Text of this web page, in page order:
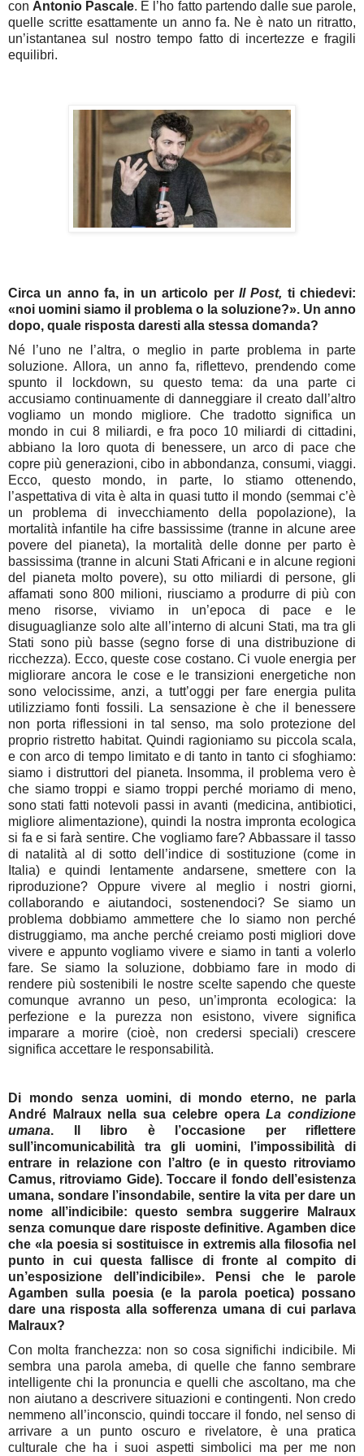
con Antonio Pascale. E l’ho fatto partendo dalle sue parole,
quelle scritte esattamente un anno fa. Ne è nato un ritratto,
un’istantanea sul nostro tempo fatto di incertezze e fragili
equilibri.
Circa un anno fa, in un articolo per Il Post, ti chiedevi:
«noi uomini siamo il problema o la soluzione?». Un anno
dopo, quale risposta daresti alla stessa domanda?
Né l’uno ne l’altra, o meglio in parte problema in parte
soluzione. Allora, un anno fa, riflettevo, prendendo come
spunto il lockdown, su questo tema: da una parte ci
accusiamo continuamente di danneggiare il creato dall’altro
vogliamo un mondo migliore. Che tradotto significa un
mondo in cui 8 miliardi, e fra poco 10 miliardi di cittadini,
abbiano la loro quota di benessere, un arco di pace che
copre più generazioni, cibo in abbondanza, consumi, viaggi.
Ecco, questo mondo, in parte, lo stiamo ottenendo,
l’aspettativa di vita è alta in quasi tutto il mondo (semmai c’è
un problema di invecchiamento della popolazione), la
mortalità infantile ha cifre bassissime (tranne in alcune aree
povere del pianeta), la mortalità delle donne per parto è
bassissima (tranne in alcuni Stati Africani e in alcune regioni
del pianeta molto povere), su otto miliardi di persone, gli
affamati sono 800 milioni, riusciamo a produrre di più con
meno risorse, viviamo in un’epoca di pace e le
disuguaglianze solo alte all’interno di alcuni Stati, ma tra gli
Stati sono più basse (segno forse di una distribuzione di
ricchezza). Ecco, queste cose costano. Ci vuole energia per
migliorare ancora le cose e le transizioni energetiche non
sono velocissime, anzi, a tutt’oggi per fare energia pulita
utilizziamo fonti fossili. La sensazione è che il benessere
non porta riflessioni in tal senso, ma solo protezione del
proprio ristretto habitat. Quindi ragioniamo su piccola scala,
e con arco di tempo limitato e di tanto in tanto ci sfoghiamo:
siamo i distruttori del pianeta. Insomma, il problema vero è
che siamo troppi e siamo troppi perché moriamo di meno,
sono stati fatti notevoli passi in avanti (medicina, antibiotici,
migliore alimentazione), quindi la nostra impronta ecologica
si fa e si farà sentire. Che vogliamo fare? Abbassare il tasso
di natalità al di sotto dell’indice di sostituzione (come in
Italia) e quindi lentamente andarsene, smettere con la
riproduzione? Oppure vivere al meglio i nostri giorni,
collaborando e aiutandoci, sostenendoci? Se siamo un
problema dobbiamo ammettere che lo siamo non perché
distruggiamo, ma anche perché creiamo posti migliori dove
vivere e appunto vogliamo vivere e siamo in tanti a volerlo
fare. Se siamo la soluzione, dobbiamo fare in modo di
rendere più sostenibili le nostre scelte sapendo che queste
comunque avranno un peso, un’impronta ecologica: la
perfezione e la purezza non esistono, vivere significa
imparare a morire (cioè, non credersi speciali) crescere
significa accettare le responsabilità.
Di mondo senza uomini, di mondo eterno, ne parla
André Malraux nella sua celebre operaLa condizione
umana. Il libro è l’occasione per riflettere
sull’incomunicabilità tra gli uomini, l’impossibilità di
entrare in relazione con l’altro (e in questo ritroviamo
Camus, ritroviamo Gide). Toccare il fondo dell’esistenza
umana, sondare l’insondabile, sentire la vita per dare un
nome all’indicibile: questo sembra suggerire Malraux
senza comunque dare risposte definitive. Agamben dice
che «la poesia si sostituisce in extremis alla filosofia nel
punto in cui questa fallisce di fronte al compito di
un’esposizione dell’indicibile». Pensi che le parole
Agamben sulla poesia (e la parola poetica) possano
dare una risposta alla sofferenza umana di cui parlava
Malraux?
Con molta franchezza: non so cosa significhi indicibile. Mi
sembra una parola ameba, di quelle che fanno sembrare
intelligente chi la pronuncia e quelli che ascoltano, ma che
non aiutano a descrivere situazioni e contingenti. Non credo
nemmeno all’inconscio, quindi toccare il fondo, nel senso di
arrivare a un punto oscuro e rivelatore, è una pratica
culturale che ha i suoi aspetti simbolici ma per me non